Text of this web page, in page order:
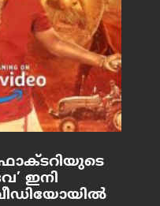
ഫാക്ടറിയുടെ
ഇനി